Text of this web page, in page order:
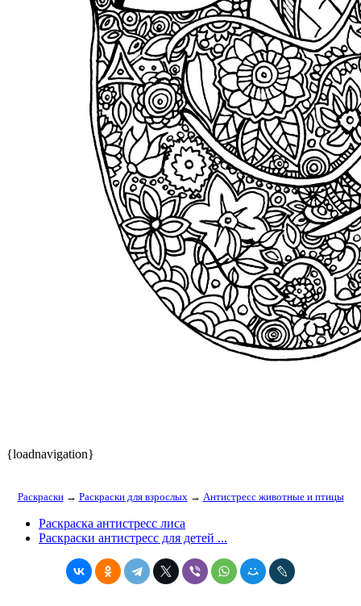
{loadnavigation}
Раскраски→ Раскраски для взрослых→ Антистресс животные и птицы
Раскраска антистресс лиса
Раскраски антистресс для детей ...